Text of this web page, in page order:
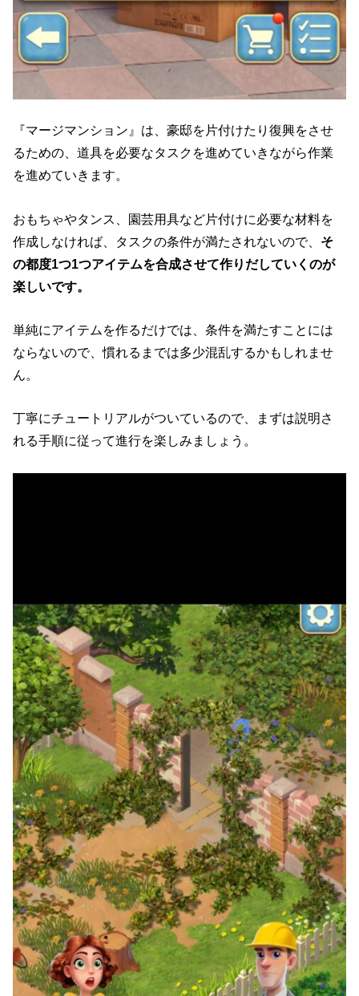
『マージマンション』は、豪邸を片付けたり復興をさせ
るための、道具を必要なタスクを進めていきながら作業
を進めていきます。
おもちゃやタンス、園芸用具など片付けに必要な材料を
作成しなければ、タスクの条件が満たされないので、 そ
の都度1つ1つアイテムを合成させて作りだしていくのが
楽しいです。
単純にアイテムを作るだけでは、条件を満たすことには
ならないので、慣れるまでは多少混乱するかもしれませ
ん。
丁寧にチュートリアルがついているので、まずは説明さ
れる手順に従って進行を楽しみましょう。